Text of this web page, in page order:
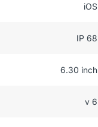
iOS
IP 68
6.30 inch
v 6